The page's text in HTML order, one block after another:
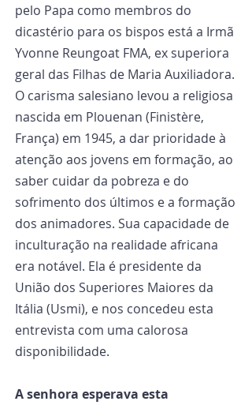
pelo Papa como membros do
dicastério para os bispos está a Irmã
Yvonne Reungoat FMA, ex superiora
geral das Filhas de Maria Auxiliadora.
O carisma salesiano levou a religiosa
nascida em Plouenan (Finistère,
França) em 1945, a dar prioridade à
atenção aos jovens em formação, ao
saber cuidar da pobreza e do
sofrimento dos últimos e a formação
dos animadores. Sua capacidade de
inculturação na realidade africana
era notável. Ela é presidente da
União dos Superiores Maiores da
Itália (Usmi), e nos concedeu esta
entrevista com uma calorosa
disponibilidade.
A senhora esperava esta